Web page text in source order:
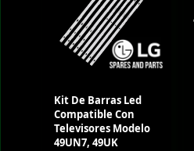
Kit De Barras Led
Compatible Con
Televisores Modelo
49UN7, 49UK